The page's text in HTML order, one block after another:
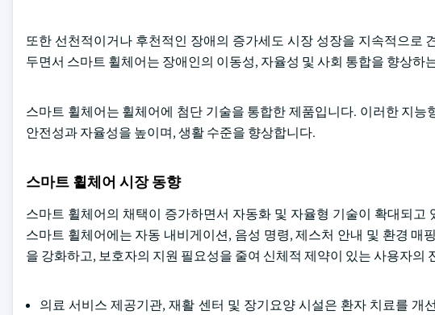
또한 선천적이거나 후천적인 장애의 증가세도 시장 성장을 지속적으로
두면서 스마트 휠체어는 장애인의 이동성, 자율성 및 사회 통합을 향상하
스마트 휠체어는 휠체어에 첨단 기술을 통합한 제품입니다. 이러한 지
안전성과 자율성을 높이며, 생활 수준을 향상합니다.
스마트 휠체어 시장 동향
스마트 휠체어의 채택이 증가하면서 자동화 및 자율형 기술이 확대되고
스마트 휠체어에는 자동 내비게이션, 음성 명령, 제스처 안내 및 환경
을 강화하고, 보호자의 지원 필요성을 줄여 신체적 제약이 있는 사용자의
의료 서비스 제공기관, 재활 센터 및 장기요양 시설은 환자 치료를 개